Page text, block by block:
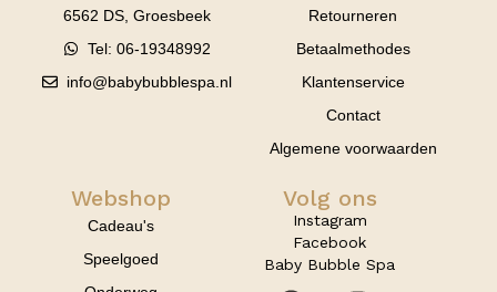
6562 DS, Groesbeek
Tel: 06-19348992
info@babybubblespa.nl
Retourneren
Betaalmethodes
Klantenservice
Contact
Algemene voorwaarden
Webshop
Cadeau's
Speelgoed
Volg ons
Instagram
Facebook
Baby Bubble Spa